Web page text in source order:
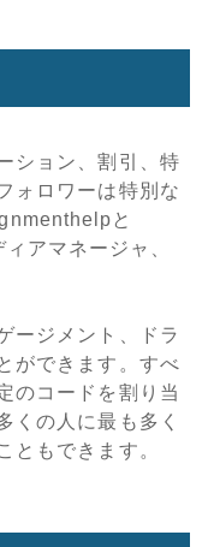
ション、割引、特
ォロワーは特別な
と
アマネージャ、
ージメント、ドラ
ができます。すべ
のコードを割り当
くの人に最も多く
ともできます。